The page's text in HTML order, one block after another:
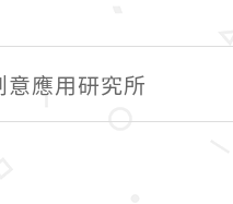
應用研究所